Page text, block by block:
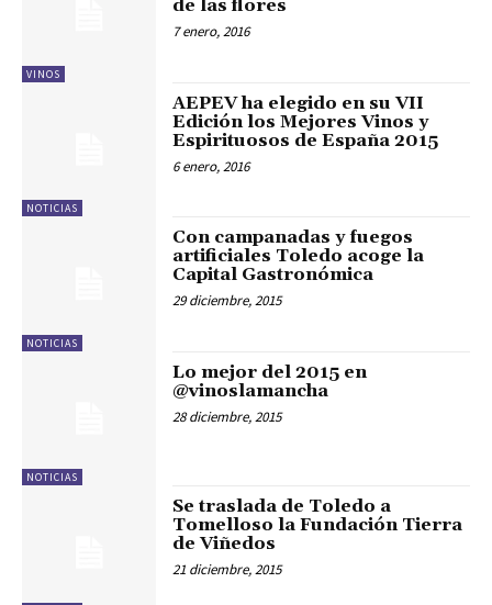
VINOS
7 enero, 2016
NOTICIAS
AEPEV ha elegido en su VII
Edición los Mejores Vinos y
Espirituosos de España 2015
6 enero, 2016
NOTICIAS
Con campanadas y fuegos
artificiales Toledo acoge la
Capital Gastronómica
29 diciembre, 2015
NOTICIAS
Lo mejor del 2015 en
@vinoslamancha
28 diciembre, 2015
Se traslada de Toledo a
Tomelloso la Fundación Tierra
de Viñedos
21 diciembre, 2015